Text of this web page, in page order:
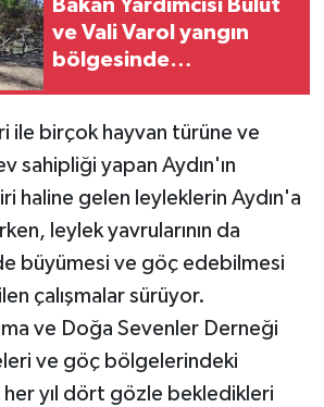
Bakan Yardımcısı Bulut
ve Vali Varol yangın
bölgesinde
ile birçok hayvan türüne ve
sahipliği yapan Aydın'ın
haline gelen leyleklerin Aydın'a
leylek yavrularının da
büyümesi ve göç edebilmesi
çalışmalar sürüyor.
ve Doğa Sevenler Derneği
ve göç bölgelerindeki
her yıl dört gözle bekledikleri